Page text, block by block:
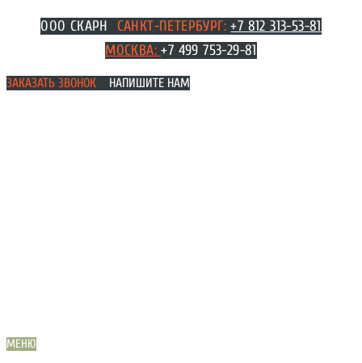
Перейти
ООО СКАРН САНКТ-ПЕТЕРБУРГ:+7 812 313-53-81
МОСКВА:+7 499 753-29-81
ЗАКАЗАТЬ ЗВОНОК НАПИШИТЕ НАМ
МЕНЮ